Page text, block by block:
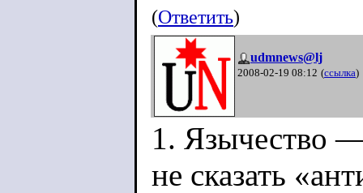
(Ответить)
udmnews@lj
2008-02-19 08:12 (ссылка)
1. Язычество
не сказать